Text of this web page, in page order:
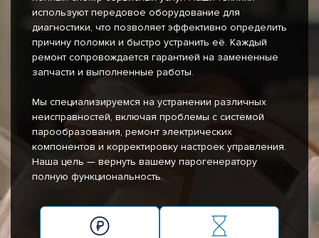
используют передовое оборудование для
диагностики, что позволяет эффективно определить
причину поломки и быстро устранить её. Каждый
ремонт сопровождается гарантией на замененные
запчасти и выполненные работы.
Мы специализируемся на устранении различных
неисправностей, включая проблемы с системой
парообразования, ремонт электрических
компонентов и корректировку настроек управления.
Наша цель — вернуть вашему парогенератору
полную функциональность.